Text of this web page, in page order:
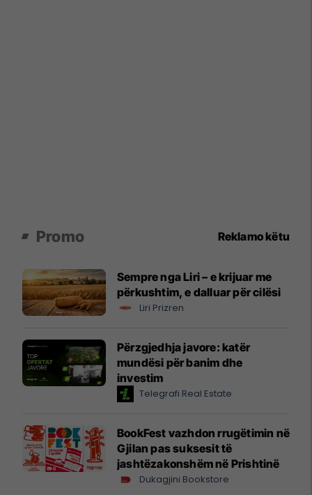
Promo Reklamo këtu
Sempre nga Liri – e krijuar me
përkushtim, e dalluar për cilësi
Liri Prizren
Përzgjedhja javore: katër
mundësi për banim dhe
investim
Telegrafi Real Estate
BookFest vazhdon rrugëtimin në
Gjilan pas suksesit të
jashtëzakonshëm në Prishtinë
Dukagjini Bookstore